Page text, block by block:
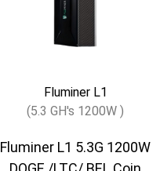
Fluminer L1
(5.3 GH's 1200W )
Fluminer L1 5.3G 1200W